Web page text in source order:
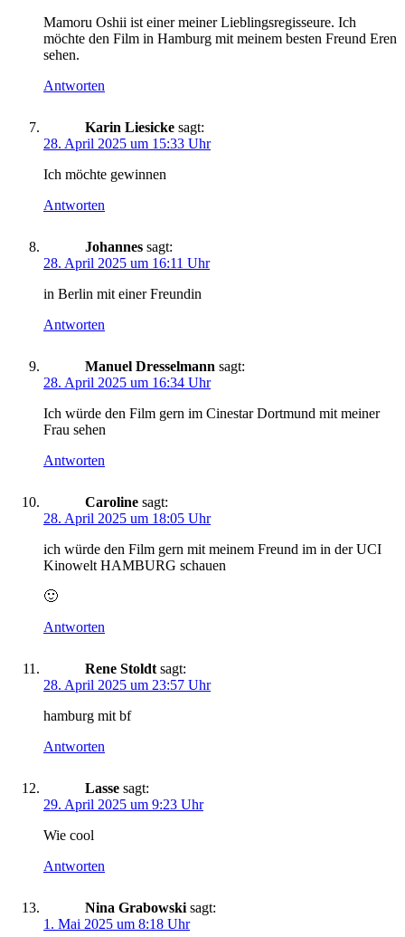
Mamoru Oshii ist einer meiner Lieblingsregisseure. Ich
möchte den Film in Hamburg mit meinem besten Freund Eren
sehen.
Antworten
Karin Liesicke sagt:
28. April 2025 um 15:33 Uhr
Ich möchte gewinnen
Antworten
Johannes sagt:
28. April 2025 um 16:11 Uhr
in Berlin mit einer Freundin
Antworten
Manuel Dresselmann sagt:
28. April 2025 um 16:34 Uhr
Ich würde den Film gern im Cinestar Dortmund mit meiner
Frau sehen
Antworten
Caroline sagt:
28. April 2025 um 18:05 Uhr
ich würde den Film gern mit meinem Freund im in der UCI
Kinowelt HAMBURG schauen
🙂
Antworten
Rene Stoldt sagt:
28. April 2025 um 23:57 Uhr
hamburg mit bf
Antworten
Lasse sagt:
29. April 2025 um 9:23 Uhr
Wie cool
Antworten
Nina Grabowski sagt:
1. Mai 2025 um 8:18 Uhr